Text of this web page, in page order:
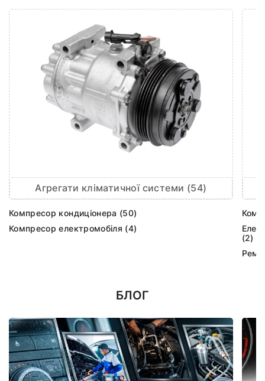
Агрегати кліматичної системи (54)
Компресор кондиціонера (50)
Компресор електромобіля (4)
(2)
БЛОГ